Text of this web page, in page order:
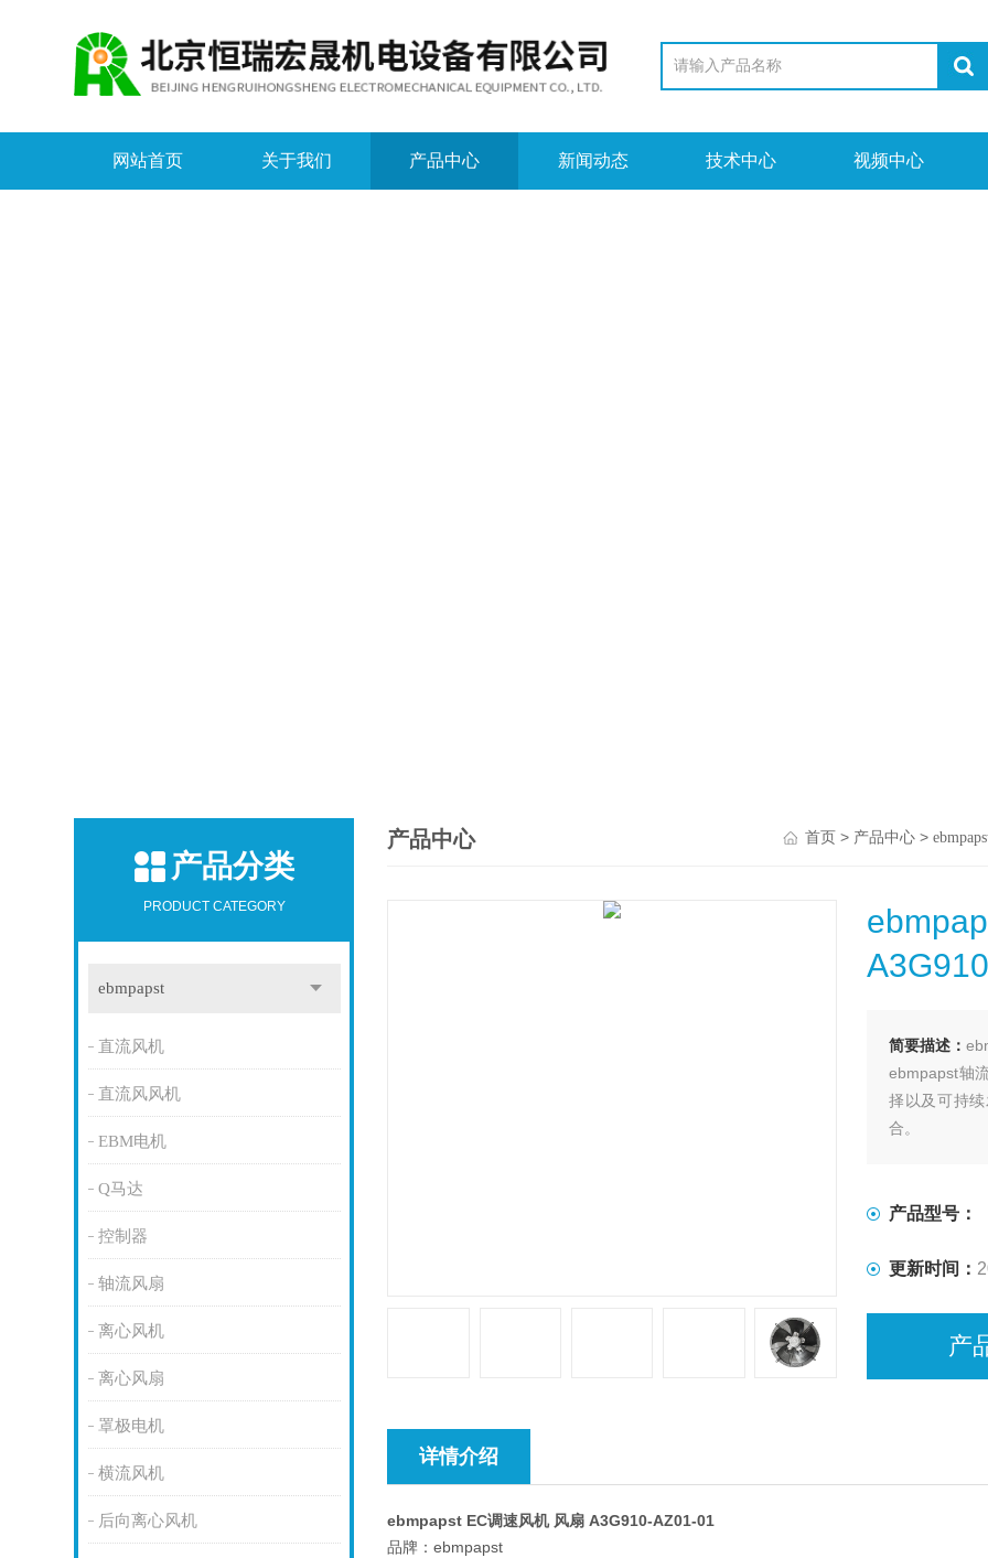
网站首页 关于我们 产品中心 新闻动态 技术中心 视频中心
产品分类
PRODUCT CATEGORY
ebmpapst
直流风机
直流风风机
EBM电机
Q马达
控制器
轴流风扇
离心风机
离心风扇
罩极电机
横流风机
后向离心风机
产品中心 首页> 产品中心>
简要描述：
ebmpapst轴
择以及可持
合。
产品型号：
更新时间：
产
详情介绍
ebmpapst EC调速风机 风扇 A3G910-AZ01-01
品牌：ebmpapst